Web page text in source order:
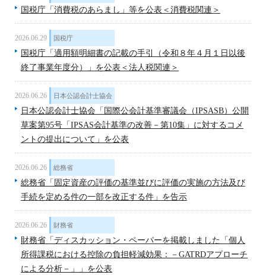
国税庁「消費税のあらまし」等を公表＜消費税関連＞
2026.06.29 国税庁
国税庁「適用額明細書の記載の手引（令和８年４月１日以後
終了事業年度分）」を公表＜法人税関連＞
2026.06.26 日本公認会計士協会
日本公認会計士協会「国際公会計基準審議会（IPSASB）公開
草案第95号「IPSAS会計基準の改善－第10集」に対するコメ
ントの提出について」を公表
2026.06.26 総務省
総務省「固定資産の評価の基準並びに評価の実施の方法及び
手続を定める件の一部を改正する件」を告示
2026.06.26 財務省
財務省「ディスカッション・ペーパーを掲載しました「個人
所得課税における控除の負担軽減効果：－GATRDアプローチ
による分析－」」を公表